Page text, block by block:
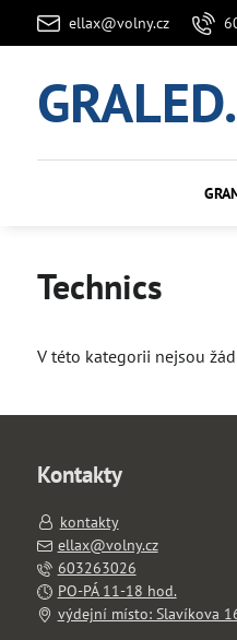
ellax@volny.cz
Technics
V této kategorii nejsou
Kontakty
kontakty
ellax@volny.cz
603263026
PO-PÁ 11-18 hod.
výdejní místo: Slavíkova